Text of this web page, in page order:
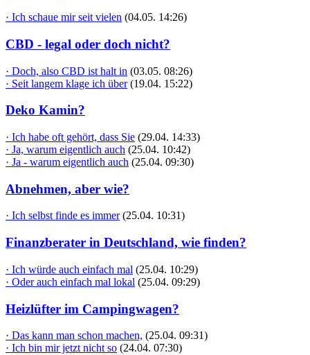
· Ich schaue mir seit vielen (04.05. 14:26)
CBD - legal oder doch nicht?
· Doch, also CBD ist halt in (03.05. 08:26)
· Seit langem klage ich über (19.04. 15:22)
Deko Kamin?
· Ich habe oft gehört, dass Sie (29.04. 14:33)
· Ja, warum eigentlich auch (25.04. 10:42)
· Ja - warum eigentlich auch (25.04. 09:30)
Abnehmen, aber wie?
· Ich selbst finde es immer (25.04. 10:31)
Finanzberater in Deutschland, wie finden?
· Ich würde auch einfach mal (25.04. 10:29)
· Oder auch einfach mal lokal (25.04. 09:29)
Heizlüfter im Campingwagen?
· Das kann man schon machen, (25.04. 09:31)
· Ich bin mir jetzt nicht so (24.04. 07:30)